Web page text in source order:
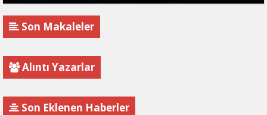
Son Makaleler
Alıntı Yazarlar
Son Eklenen Haberler